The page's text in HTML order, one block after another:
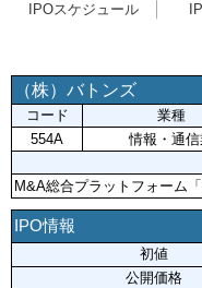
IPOスケジュール
（株）バトンズ
コード 業種
554A
情報・通
M&A総合プラットフォーム
IPO情報
初値
公開価格